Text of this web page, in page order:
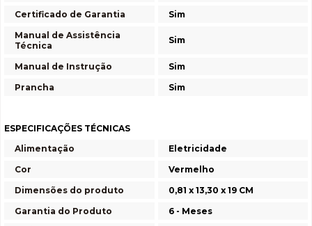
Certificado de Garantia
Sim
Manual de Assistência
Técnica
Sim
Manual de Instrução
Sim
Prancha
Sim
ESPECIFICAÇÕES TÉCNICAS
Alimentação
Eletricidade
Cor
Vermelho
Dimensões do produto
0,81 x 13,30 x 19 CM
Garantia do Produto
6 - Meses